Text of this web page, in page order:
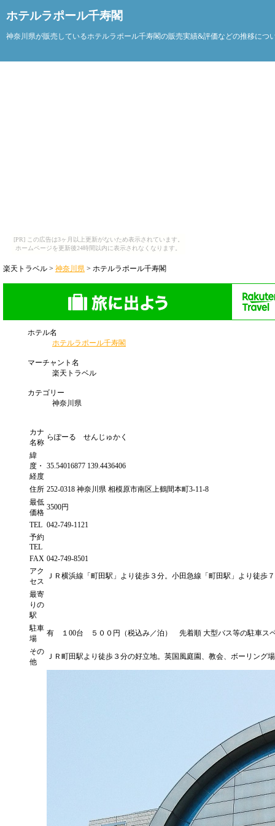
[PR] この広告は3ヶ月以上更新がないため表示されています。
ホームページを更新後24時間以内に表示されなくなります。
ホテルラポール千寿閣
神奈川県が販売しているホテルラポール千寿閣の販売実績&評価などの推移につ
楽天トラベル > 神奈川県 > ホテルラポール千寿閣
ホテル名
ホテルラポール千寿閣
マーチャント名
楽天トラベル
カテゴリー
神奈川県
カナ
名称
らぽーる せんじゅかく
緯
度・
経度
35.54016877 139.4436406
住所 252-0318 神奈川県 相模原市南区上鶴間本町3-11-8
最低
価格
3500円
TEL 042-749-1121
予約
TEL
FAX 042-749-8501
アク
セス
ＪＲ横浜線「町田駅」より徒歩３分。小田急線「町田駅」より徒歩
最寄
りの
駅
駐車
場
有 １00台 ５００円（税込み／泊） 先着順 大型バス等の駐車ス
その
他
ＪＲ町田駅より徒歩３分の好立地。英国風庭園、教会、ボーリング